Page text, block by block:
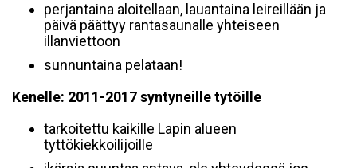
perjantaina aloitellaan, lauantaina leireillään ja
päivä päättyy rantasaunalle yhteiseen
illanviettoon
sunnuntaina pelataan!
Kenelle: 2011-2017 syntyneille tytöille
tarkoitettu kaikille Lapin alueen
tyttökiekkoilijoille